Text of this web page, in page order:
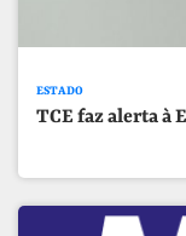
ESTADO
TCE faz alerta à